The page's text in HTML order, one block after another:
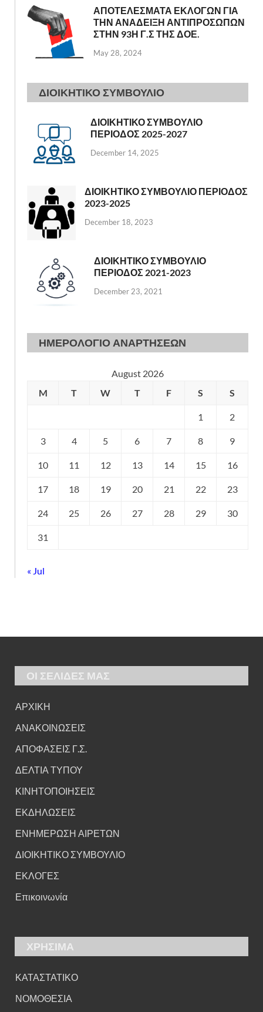
ΑΠΟΤΕΛΕΣΜΑΤΑ ΕΚΛΟΓΩΝ ΓΙΑ
ΤΗΝ ΑΝΑΔΕΙΞΗ ΑΝΤΙΠΡΟΣΩΠΩΝ
ΣΤΗΝ 93Η Γ.Σ ΤΗΣ ΔΟΕ.
May 28, 2024
ΔΙΟΙΚΗΤΙΚΟ ΣΥΜΒΟΥΛΙΟ
ΔΙΟΙΚΗΤΙΚΟ ΣΥΜΒΟΥΛΙΟ
ΠΕΡΙΟΔΟΣ 2025-2027
December 14, 2025
ΔΙΟΙΚΗΤΙΚΟ ΣΥΜΒΟΥΛΙΟ ΠΕΡΙΟΔΟΣ
2023-2025
December 18, 2023
ΔΙΟΙΚΗΤΙΚΟ ΣΥΜΒΟΥΛΙΟ
ΠΕΡΙΟΔΟΣ 2021-2023
December 23, 2021
ΗΜΕΡΟΛΟΓΙΟ ΑΝΑΡΤΗΣΕΩΝ
August 2026
M
T W T F S S
1 2
3 4 5 6 7 8 9
10 11 12 13 14 15 16
17 18 19 20 21 22 23
24 25 26 27 28 29 30
31
« Jul
ΟΙ ΣΕΛΙΔΕΣ ΜΑΣ
ΑΡΧΙΚΗ
ΑΝΑΚΟΙΝΩΣΕΙΣ
ΑΠΟΦΑΣΕΙΣ Γ.Σ.
ΔΕΛΤΙΑ ΤΥΠΟΥ
ΚΙΝΗΤΟΠΟΙΗΣΕΙΣ
ΕΚΔΗΛΩΣΕΙΣ
ΕΝΗΜΕΡΩΣΗ ΑΙΡΕΤΩΝ
ΔΙΟΙΚΗΤΙΚΟ ΣΥΜΒΟΥΛΙΟ
ΕΚΛΟΓΕΣ
Επικοινωνία
ΧΡΗΣΙΜΑ
ΚΑΤΑΣΤΑΤΙΚΟ
ΝΟΜΟΘΕΣΙΑ